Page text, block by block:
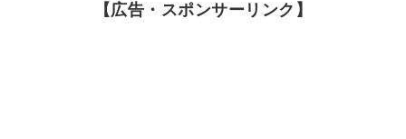
【広告・スポンサーリンク】